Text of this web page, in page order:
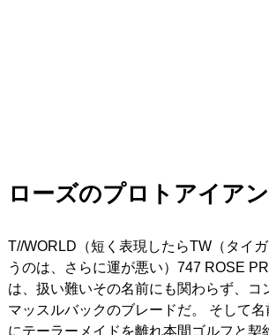
ローズのプロトアイアン
T//WORLD（短く表現したらTW（タイ
うのは、さらに運が悪い）747 ROSE
は、扱い難いその名前にも関わらず、コ
マッスルバックのブレードだ。 そして名
にテーラーメイドを離れ本間ゴルフと契